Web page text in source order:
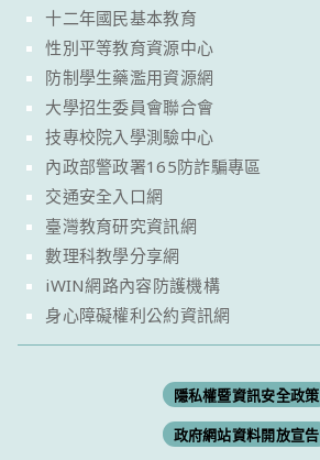
十二年國民基本教育
性別平等教育資源中心
防制學生藥濫用資源網
大學招生委員會聯合會
技專校院入學測驗中心
內政部警政署165防詐騙專區
交通安全入口網
臺灣教育研究資訊網
數理科教學分享網
iWIN網路內容防護機構
身心障礙權利公約資訊網
隱私權暨資訊安全政策
政府網站資料開放宣告